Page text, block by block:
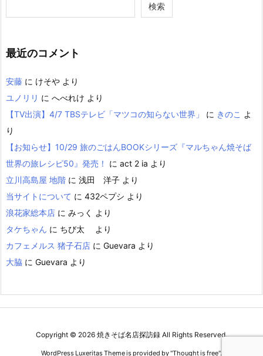
検索
最近のコメント
安藤 に けそや より
ユノリリ に へべれけ より
【TV出演】4/7 TBSテレビ「マツコの知らない世界」
に きのこ よ
り
【お知らせ】10/29 旅のごはんBOOKシリーズ『マルちゃん焼そば
世界の旅レシピ50』発売！
に act 2 ia より
立川高島屋 地階 に 浅田 洋子 より
当サイトについて に 432ペプシ より
浪花家総本店 に みっく
より
タケちゃん に ちび太
より
カフェメルス 猪子石店 に Guevara より
大脇 に Guevara より
Copyright © 2026 焼きそば名店探訪録 All Rights Reserved.
WordPress Luxeritas Theme is provided by "Thought is free".